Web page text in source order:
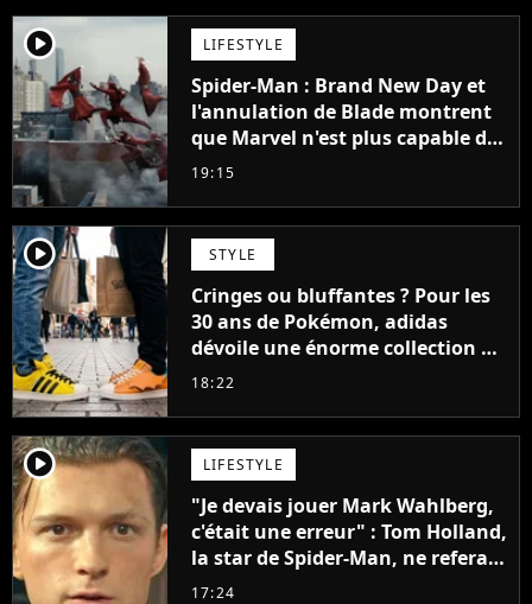
player2 LIFESTYLE
Spider-Man : Brand New Day et
l'annulation de Blade montrent
que Marvel n'est plus capable de
faire quoi que ce soit de simple
19:15
player2 STYLE
Cringes ou bluffantes ? Pour les
30 ans de Pokémon, adidas
dévoile une énorme collection de
sneakers et je ne sais pas quoi en
18:22
player2 LIFESTYLE
"Je devais jouer Mark Wahlberg,
c'était une erreur" : Tom Holland,
la star de Spider-Man, ne referait
pas ce blockbuster
17:24